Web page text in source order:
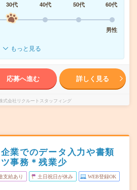
30代 40代 50代
60代
男性
もっと見る
応募へ進む 詳しく見る
式会社リクルートスタッフィング
業でのデータ入力や書類
事務＊残業少
支給あり 土日祝日が休み WEB登録OK